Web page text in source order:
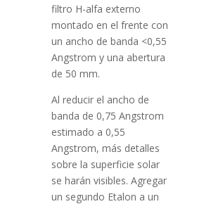
filtro H-alfa externo
montado en el frente con
un ancho de banda <0,55
Angstrom y una abertura
de 50 mm.
Al reducir el ancho de
banda de 0,75 Angstrom
estimado a 0,55
Angstrom, más detalles
sobre la superficie solar
se harán visibles. Agregar
un segundo Etalon a un